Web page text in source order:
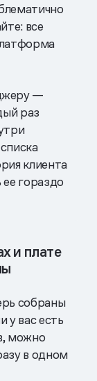
все
—
раз
клиента
гораздо
и плате
собраны
у вас есть
можно
в одном